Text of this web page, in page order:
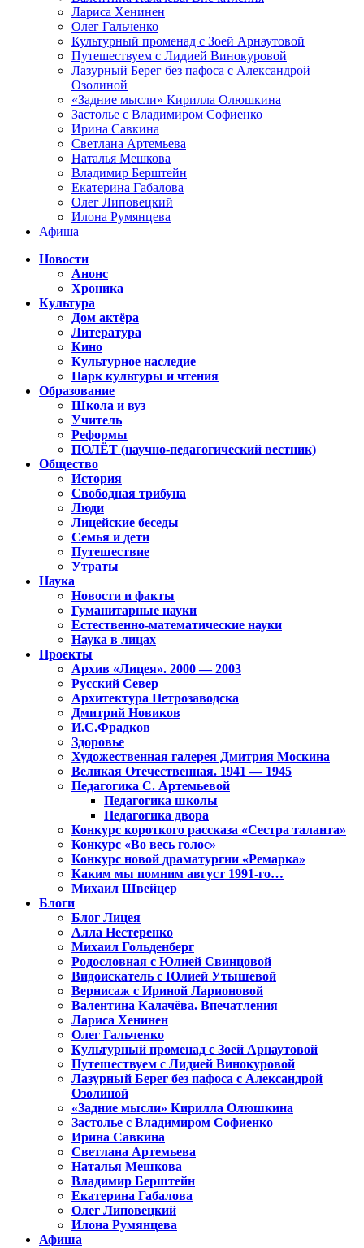
Лариса Хенинен
Олег Гальченко
Культурный променад с Зоей Арнаутовой
Путешествуем с Лидией Винокуровой
Лазурный Берег без пафоса с Александрой
Озолиной
«Задние мысли» Кирилла Олюшкина
Застолье с Владимиром Софиенко
Ирина Савкина
Светлана Артемьева
Наталья Мешкова
Владимир Берштейн
Екатерина Габалова
Олег Липовецкий
Илона Румянцева
Афиша
Новости
Анонс
Хроника
Культура
Дом актёра
Литература
Кино
Культурное наследие
Парк культуры и чтения
Образование
Школа и вуз
Учитель
Реформы
ПОЛЁТ (научно-педагогический вестник)
Общество
История
Свободная трибуна
Люди
Лицейские беседы
Семья и дети
Путешествие
Утраты
Наука
Новости и факты
Гуманитарные науки
Естественно-математические науки
Наука в лицах
Проекты
Архив «Лицея». 2000 — 2003
Русский Север
Архитектура Петрозаводска
Дмитрий Новиков
И.С.Фрадков
Здоровье
Художественная галерея Дмитрия Москина
Великая Отечественная. 1941 — 1945
Педагогика С. Артемьевой
Педагогика школы
Педагогика двора
Конкурс короткого рассказа «Сестра таланта»
Конкурс «Во весь голос»
Конкурс новой драматургии «Ремарка»
Каким мы помним август 1991-го…
Михаил Швейцер
Блоги
Блог Лицея
Алла Нестеренко
Михаил Гольденберг
Родословная с Юлией Свинцовой
Видоискатель с Юлией Утышевой
Вернисаж с Ириной Ларионовой
Валентина Калачёва. Впечатления
Лариса Хенинен
Олег Гальченко
Культурный променад с Зоей Арнаутовой
Путешествуем с Лидией Винокуровой
Лазурный Берег без пафоса с Александрой
Озолиной
«Задние мысли» Кирилла Олюшкина
Застолье с Владимиром Софиенко
Ирина Савкина
Светлана Артемьева
Наталья Мешкова
Владимир Берштейн
Екатерина Габалова
Олег Липовецкий
Илона Румянцева
Афиша